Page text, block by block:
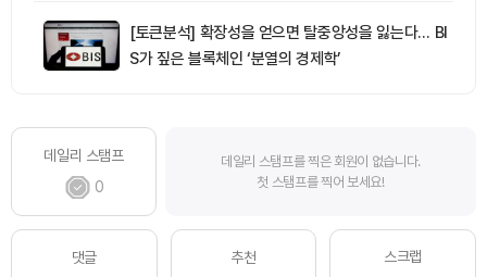
[토큰분석] 확장성을 얻으면 탈중앙성을 잃는다… BI
S가 짚은 블록체인 ‘분열의 경제학’
데일리 스탬프
0
데일리 스탬프를 찍은 회원이 없습니다.
첫 스탬프를 찍어 보세요!
댓글
추천
스크랩